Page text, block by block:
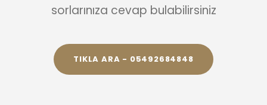
sorlarınıza cevap bulabilirsiniz
TIKLA ARA - 05492684848